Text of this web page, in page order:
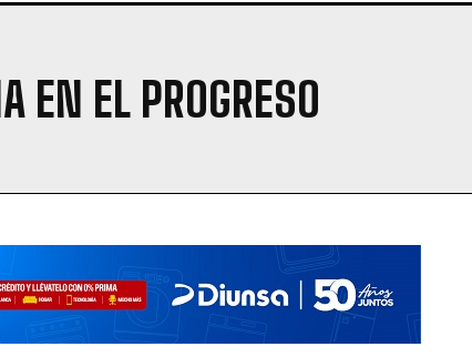
EN EL PROGRESO